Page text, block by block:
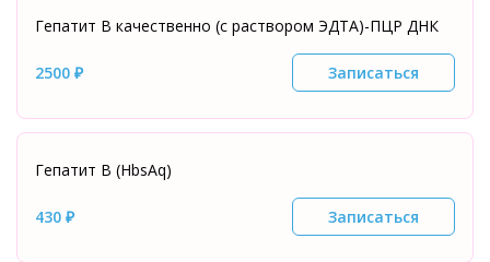
Гепатит В качественно (с раствором ЭДТА)-ПЦР ДНК
2500 ₽ Записаться
Гепатит В (HbsAq)
430 ₽ Записаться